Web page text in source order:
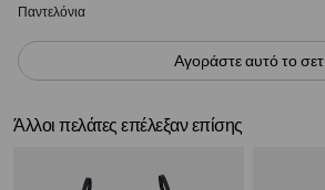
Παντελόνια
Αγοράστε αυτό το σετ
Άλλοι πελάτες επέλεξαν επίσης